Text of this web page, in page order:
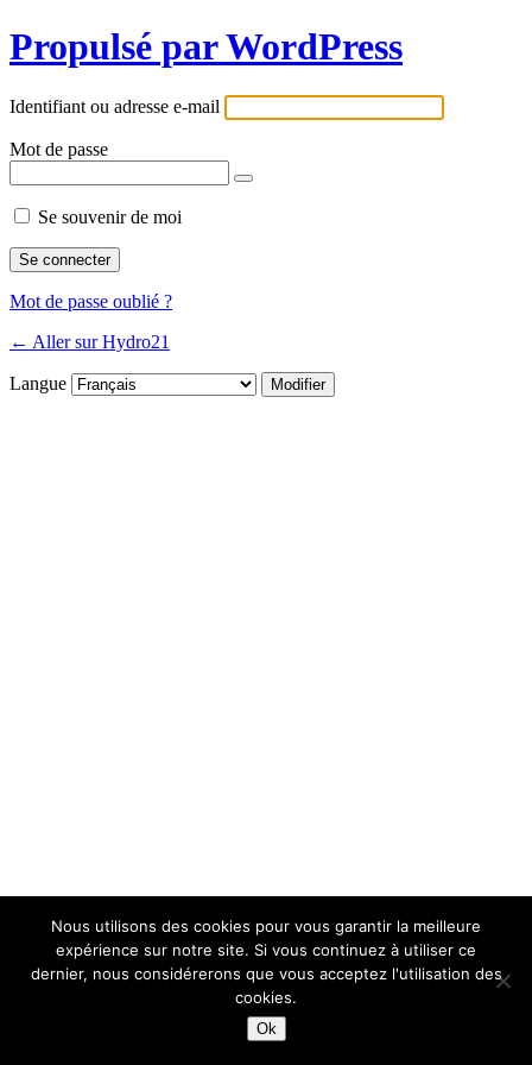
Propulsé par WordPress
Identifiant ou adresse e-mail
Mot de passe
Se souvenir de moi
Mot de passe oublié ?
← Aller sur Hydro21
Langue
Nous utilisons des cookies pour vous garantir la meilleure
expérience sur notre site. Si vous continuez à utiliser ce
dernier, nous considérerons que vous acceptez l'utilisation des
cookies.
Ok